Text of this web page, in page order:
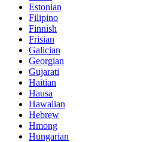
Estonian
Filipino
Finnish
Frisian
Galician
Georgian
Gujarati
Haitian
Hausa
Hawaiian
Hebrew
Hmong
Hungarian